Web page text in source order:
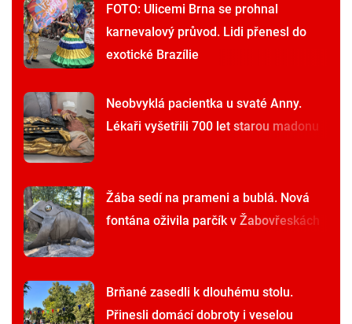
FOTO: Ulicemi Brna se prohnal
karnevalový průvod. Lidi přenesl do
exotické Brazílie
Neobvyklá pacientka u svaté Anny.
Lékaři vyšetřili 700 let starou madonu
Žába sedí na prameni a bublá. Nová
fontána oživila parčík v Žabovřeskách
Brňané zasedli k dlouhému stolu.
Přinesli domácí dobroty i veselou